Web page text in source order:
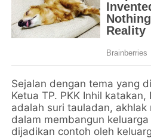
Sejalan dengan tema yang
Ketua TP. PKK Inhil
adalah suri tauladan, akhlak
dalam membangun
dijadikan contoh oleh